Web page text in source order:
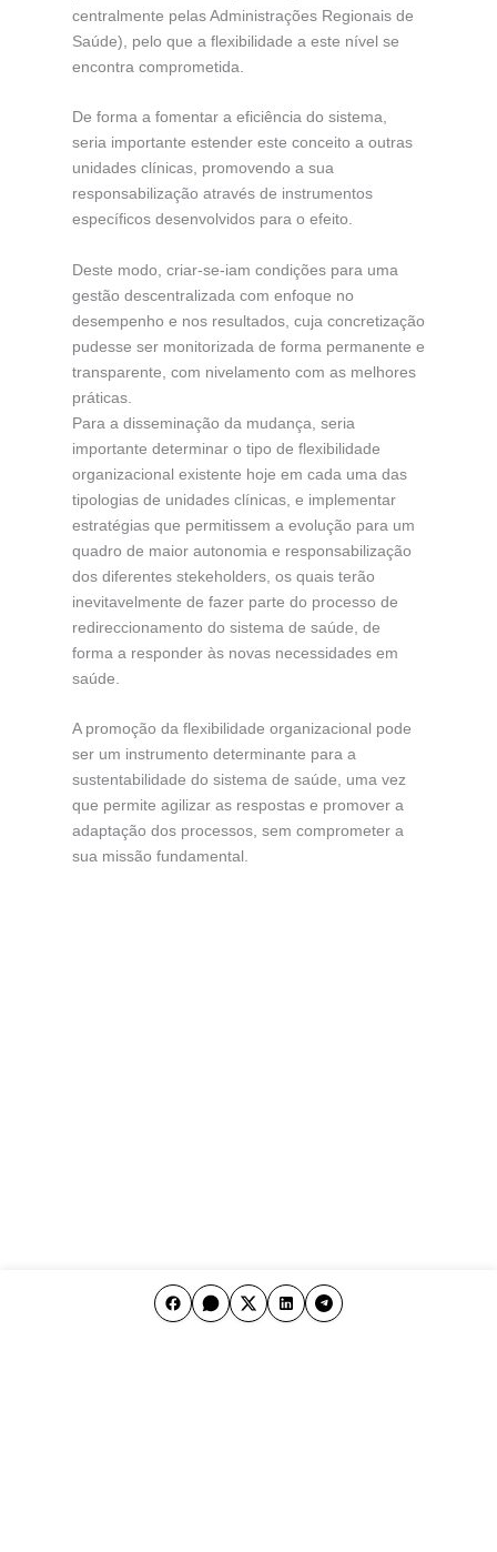
centralmente pelas Administrações Regionais de
Saúde), pelo que a flexibilidade a este nível se
encontra comprometida.
De forma a fomentar a eficiência do sistema,
seria importante estender este conceito a outras
unidades clínicas, promovendo a sua
responsabilização através de instrumentos
específicos desenvolvidos para o efeito.
Deste modo, criar-se-iam condições para uma
gestão descentralizada com enfoque no
desempenho e nos resultados, cuja concretização
pudesse ser monitorizada de forma permanente e
transparente, com nivelamento com as melhores
práticas.
Para a disseminação da mudança, seria
importante determinar o tipo de flexibilidade
organizacional existente hoje em cada uma das
tipologias de unidades clínicas, e implementar
estratégias que permitissem a evolução para um
quadro de maior autonomia e responsabilização
dos diferentes stekeholders, os quais terão
inevitavelmente de fazer parte do processo de
redireccionamento do sistema de saúde, de
forma a responder às novas necessidades em
saúde.
A promoção da flexibilidade organizacional pode
ser um instrumento determinante para a
sustentabilidade do sistema de saúde, uma vez
que permite agilizar as respostas e promover a
adaptação dos processos, sem comprometer a
sua missão fundamental.